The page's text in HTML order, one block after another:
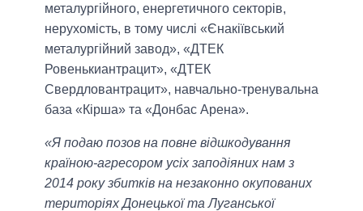
металургійного, енергетичного секторів,
нерухомість, в тому числі «Єнакіївський
металургійний завод», «ДТЕК
Ровенькиантрацит», «ДТЕК
Свердловантрацит», навчально-тренувальна
база «Кірша» та «Донбас Арена».
«Я подаю позов на повне відшкодування
країною-агресором усіх заподіяних нам з
2014 року збитків на незаконно окупованих
територіях Донецької та Луганської